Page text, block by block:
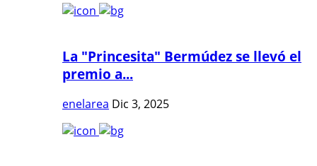
La "Princesita" Bermúdez se llevó el
premio a...
enelarea Dic 3, 2025